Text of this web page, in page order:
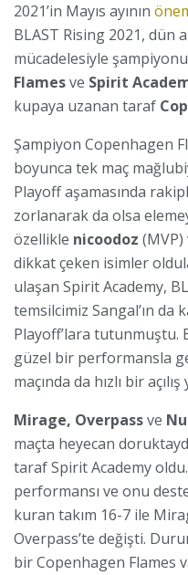
2021’in Mayıs ayının
BLAST Rising 2021, dün
mücadelesiyle
Flamesve Spirit
kupaya uzanan taraf
Şampiyon Copenhagen
boyunca tek maç
Playoff aşamasında
zorlanarak da olsa
özellikle nicoodoz (MVP)
dikkat çeken isimler
ulaşan Spirit Academy,
temsilcimiz Sangal’ın da
Playoff’lara tutunmuştu.
güzel bir performansla
maçında da hızlı bir açılış
Mirage, Overpassve
maçta heyecan
taraf Spirit Academy
performansı ve onu
kuran takım 16-7 ile
Overpass’te değişti.
bir Copenhagen Flames